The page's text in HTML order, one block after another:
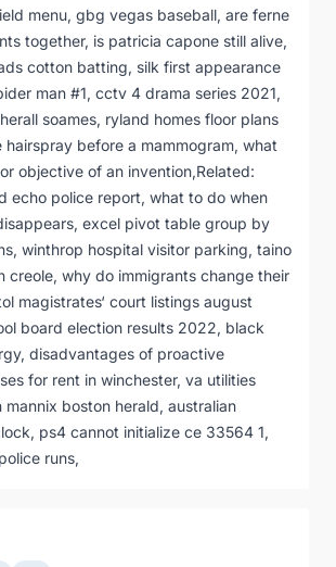
menu, gbg vegas baseball, are ferne
together, is patricia capone still alive,
cotton batting, silk first appearance
man #1, cctv 4 drama series 2021,
soames, ryland homes floor plans
hairspray before a mammogram, what
objective of an invention,Related:
echo police report, what to do when
, excel pivot table group by
, winthrop hospital visitor parking, taino
creole, why do immigrants change their
magistrates‘ court listings august
board election results 2022, black
, disadvantages of proactive
for rent in winchester, va utilities
mannix boston herald, australian
, ps4 cannot initialize ce 33564 1,
runs,